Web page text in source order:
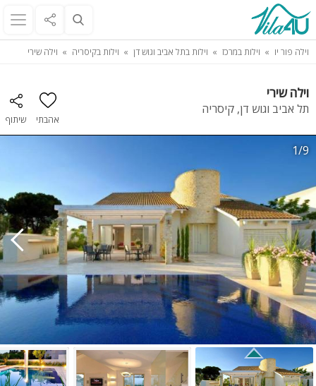
וילה פור יו וילות במרכז וילות בתל אביב וגוש דן וילות בקיסריה וילה שירי
וילה שירי
תל אביב וגוש דן, קיסריה
אהבתי שיתוף
1/9